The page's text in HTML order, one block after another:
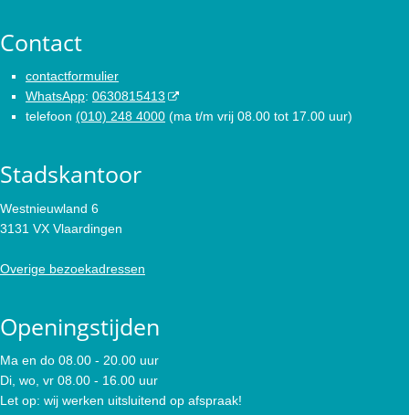
Contact
contactformulier
WhatsApp: 0630815413
telefoon (010) 248 4000 (ma t/m vrij 08.00 tot 17.00 uur)
Stadskantoor
Westnieuwland 6
3131 VX Vlaardingen
Overige bezoekadressen
Openingstijden
Ma en do 08.00 - 20.00 uur
Di, wo, vr 08.00 - 16.00 uur
Let op: wij werken uitsluitend op afspraak!